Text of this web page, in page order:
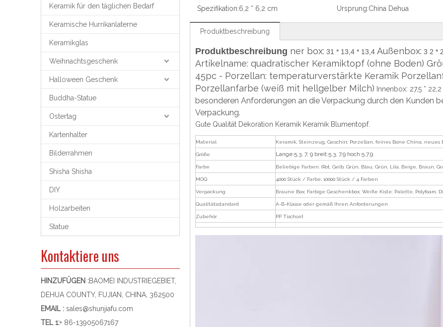
Keramik für den täglichen Bedarf
Keramische Hurrikanlaterne
Keramikglas
Weihnachtsgeschenk
Halloween Geschenk
Buddha-Statue
Ostertag
Kartenhalter
Bilderrahmen
Shisha Shisha
DIY
Holzarbeiten
Statue
Kontaktiere uns
HINZUFÜGEN :BAOMEI INDUSTRIEGEBIET,
DEHUA COUNTY, FUJIAN, CHINA, 362500
EMAIL : sales@shunjiafu.com
TEL 1:+ 86-13905067167
Spezifikation:6,2 * 6,2 cm Ursprung:China Dehua
Produktbeschreibung
Produktbeschreibung ner box: 31 * 13,4 * 13,4 Außenbox: 3 2 *
Artikelname: quadratischer Keramiktopf (ohne Boden)
45pc - Porzellan: temperaturverstärkte Keramik
Porzellanfarbe (weiß mit hellgelber Milch) Innenbox: 27,5 *
besonderen Anforderungen an die Verpackung durch den Kunden
Verpackung.
Gute Qualität Dekoration Keramik Keramik Blumentopf.
Material Keramik, Steinzeug, Geschirr, Porzellan, feines Bone China, neues
Größe Lange:5,3, 7, 9 breit:5,3, 7,9 hoch:5,7,9
Farbe Beliebige Farben. (Rot, Gelb, Grün, Blau, Grün, Lila, Beige, Braun,
MOQ 4000 Stück / Farbe; 10000 Stück / 4 Farben
Verpackung Braune Box; Farbige Geschenkbox; Weiße Kiste; Palette, Polyfoam,
Qualitätsstandard A-B-Klasse oder gemäß Ihren Anforderungen
Zubehör PP Tischset